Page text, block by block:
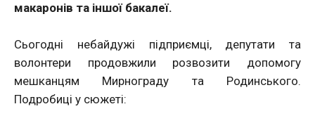
макаронів та іншої бакалеї.
Сьогодні небайдужі підприємці, депутати та
волонтери продовжили розвозити допомогу
мешканцям Мирнограду та Родинського.
Подробиці у сюжеті: